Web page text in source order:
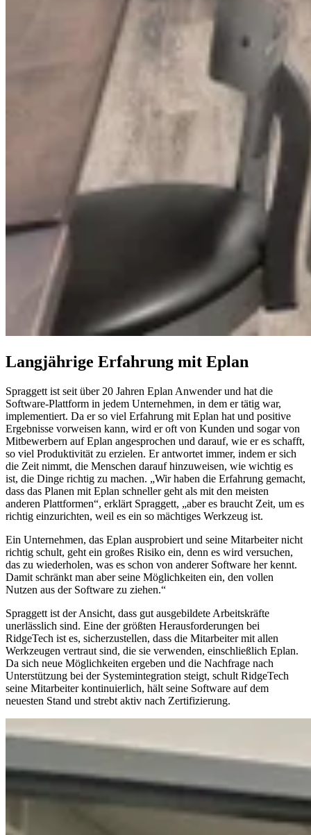
Langjährige Erfahrung mit Eplan
Spraggett ist seit über 20 Jahren Eplan Anwender und hat die
Software-Plattform in jedem Unternehmen, in dem er tätig war,
implementiert. Da er so viel Erfahrung mit Eplan hat und positive
Ergebnisse vorweisen kann, wird er oft von Kunden und sogar von
Mitbewerbern auf Eplan angesprochen und darauf, wie er es schafft,
so viel Produktivität zu erzielen. Er antwortet immer, indem er sich
die Zeit nimmt, die Menschen darauf hinzuweisen, wie wichtig es
ist, die Dinge richtig zu machen. „Wir haben die Erfahrung gemacht,
dass das Planen mit Eplan schneller geht als mit den meisten
anderen Plattformen“, erklärt Spraggett, „aber es braucht Zeit, um es
richtig einzurichten, weil es ein so mächtiges Werkzeug ist.
Ein Unternehmen, das Eplan ausprobiert und seine Mitarbeiter nicht
richtig schult, geht ein großes Risiko ein, denn es wird versuchen,
das zu wiederholen, was es schon von anderer Software her kennt.
Damit schränkt man aber seine Möglichkeiten ein, den vollen
Nutzen aus der Software zu ziehen.“
Spraggett ist der Ansicht, dass gut ausgebildete Arbeitskräfte
unerlässlich sind. Eine der größten Herausforderungen bei
RidgeTech ist es, sicherzustellen, dass die Mitarbeiter mit allen
Werkzeugen vertraut sind, die sie verwenden, einschließlich Eplan.
Da sich neue Möglichkeiten ergeben und die Nachfrage nach
Unterstützung bei der Systemintegration steigt, schult RidgeTech
seine Mitarbeiter kontinuierlich, hält seine Software auf dem
neuesten Stand und strebt aktiv nach Zertifizierung.